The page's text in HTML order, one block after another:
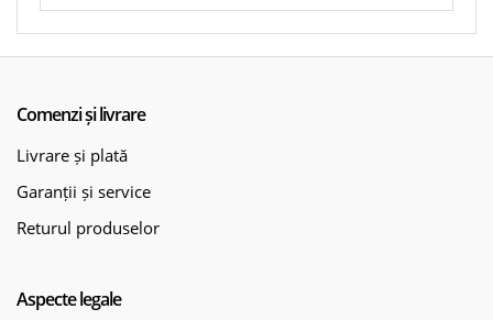
Comenzi și livrare
Livrare și plată
Garanții și service
Returul produselor
Aspecte legale